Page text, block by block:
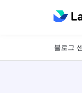
블로그